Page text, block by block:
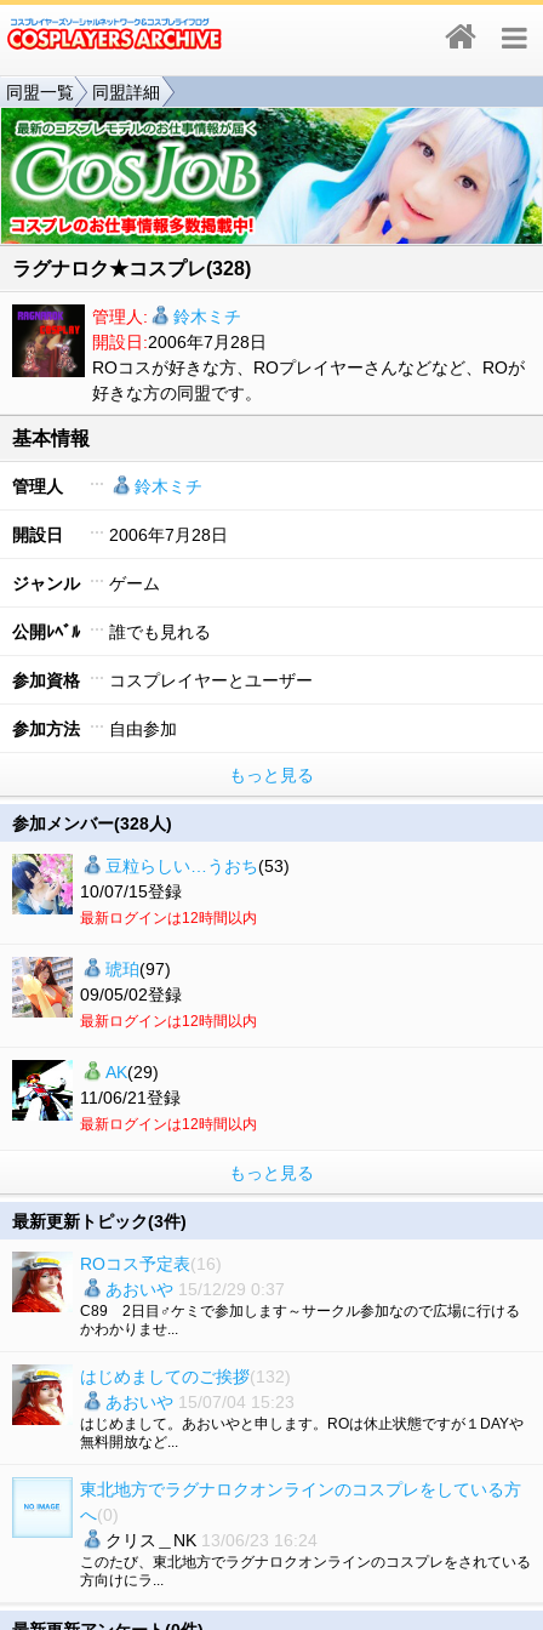
同盟一覧 同盟詳細
ラグナロク★コスプレ(328)
管理人:
鈴木ミチ
開設日:2006年7月28日
ROコスが好きな方、ROプレイヤーさんなどなど、ROが
好きな方の同盟です。
基本情報
管理人 鈴木ミチ
開設日 2006年7月28日
ジャンル ゲーム
公開ﾚﾍﾞﾙ 誰でも見れる
参加資格 コスプレイヤーとユーザー
参加方法 自由参加
もっと見る
参加メンバー(328人)
豆粒らしい…うおち(53)
10/07/15登録
最新ログインは12時間以内
琥珀(97)
09/05/02登録
最新ログインは12時間以内
AK(29)
11/06/21登録
最新ログインは12時間以内
もっと見る
最新更新トピック(3件)
ROコス予定表(16)
あおいや 15/12/29 0:37
C89 2日目♂ケミで参加します～サークル参加なので広場に行ける
かわかりませ...
はじめましてのご挨拶(132)
あおいや 15/07/04 15:23
はじめまして。あおいやと申します。ROは休止状態ですが１DAYや
無料開放など...
東北地方でラグナロクオンラインのコスプレをしている方
へ(0)
クリス＿NK 13/06/23 16:24
このたび、東北地方でラグナロクオンラインのコスプレをされている
方向けにラ...